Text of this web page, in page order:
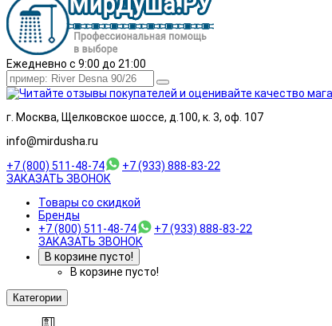
Ежедневно с 9:00 до 21:00
г. Москва, Щелковское шоссе, д.100, к. 3, оф. 107
info@mirdusha.ru
+7 (800) 511-48-74
+7 (933) 888-83-22
ЗАКАЗАТЬ ЗВОНОК
Товары со скидкой
Бренды
+7 (800) 511-48-74
+7 (933) 888-83-22
ЗАКАЗАТЬ ЗВОНОК
В корзине пусто!
В корзине пусто!
Категории